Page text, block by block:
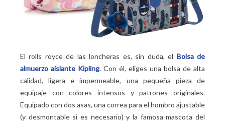
El rolls royce de las loncheras es, sin duda, el Bolsa de
almuerzo aislante Kipling. Con él, eliges una bolsa de alta
calidad, ligera e impermeable, una pequeña pieza de
equipaje con colores intensos y patrones originales.
Equipado con dos asas, una correa para el hombro ajustable
(y desmontable si es necesario) y la famosa mascota del